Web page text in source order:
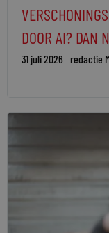
DOOR AI? DAN
31 juli 2026 redactie